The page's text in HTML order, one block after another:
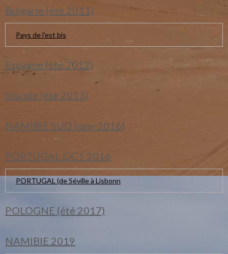
Bulgarie (été 2011)
Pays de l'est bis
Espagne (été 2012)
Islande (été 2013)
NAMIBIE SUD (janv 2016)
PORTUGAL OCT 2016
PORTUGAL (de Séville à Lisbonn
POLOGNE (été 2017)
NAMIBIE 2019